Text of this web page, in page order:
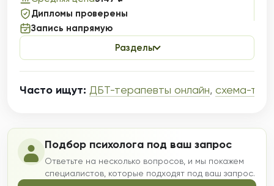
Дипломы проверены
Запись напрямую
Разделы
Часто ищут: ДБТ-терапевты онлайн, схема-
Подбор психолога под ваш запрос
Ответьте на несколько вопросов, и мы покажем
специалистов, которые подходят под ваш запрос.